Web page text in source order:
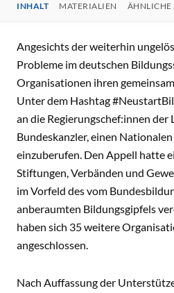
INHALT MATERIALIEN ÄHNLICHE
INHALT
Angesichts der weiterhin
Probleme im deutschen
Organisationen ihren
Unter dem Hashtag
an die Regierungschef:innen der
Bundeskanzler, einen
einzuberufen. Den Appell hatte
Stiftungen, Verbänden und
im Vorfeld des vom
anberaumten Bildungsgipfels
haben sich 35 weitere
angeschlossen.
Nach Auffassung der